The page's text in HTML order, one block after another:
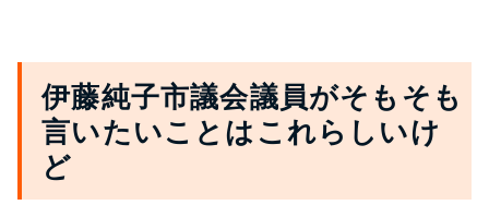
伊藤純子市議会議員がそもそも
言いたいことはこれらしいけ
ど